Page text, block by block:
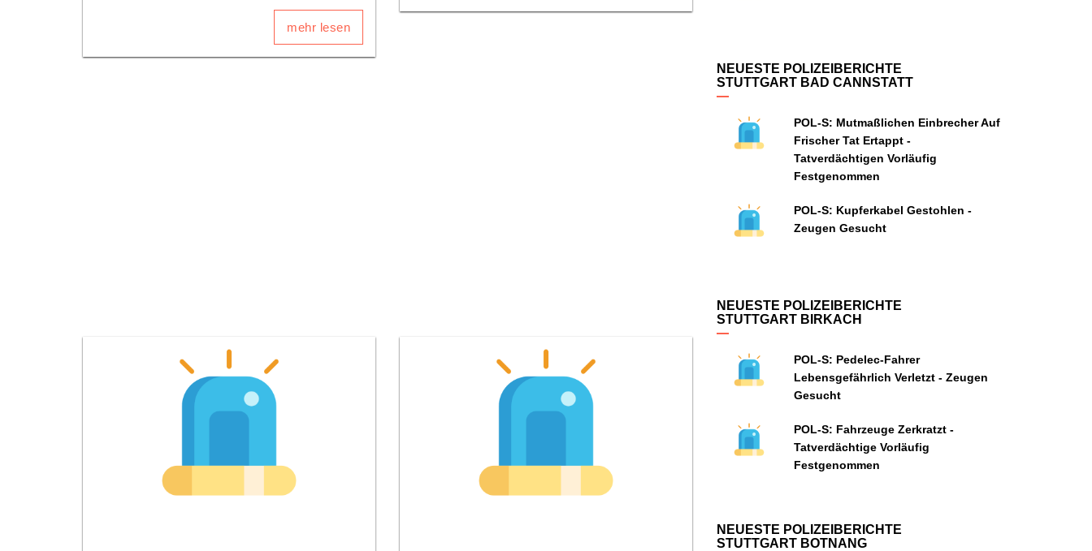
mehr lesen
NEUESTE POLIZEIBERICHTE
STUTTGART BAD CANNSTATT
POL-S: Mutmaßlichen Einbrecher Auf
Frischer Tat Ertappt -
Tatverdächtigen Vorläufig
Festgenommen
POL-S: Kupferkabel Gestohlen -
Zeugen Gesucht
NEUESTE POLIZEIBERICHTE
STUTTGART BIRKACH
POL-S: Pedelec-Fahrer
Lebensgefährlich Verletzt - Zeugen
Gesucht
POL-S: Fahrzeuge Zerkratzt -
Tatverdächtige Vorläufig
Festgenommen
NEUESTE POLIZEIBERICHTE
STUTTGART BOTNANG